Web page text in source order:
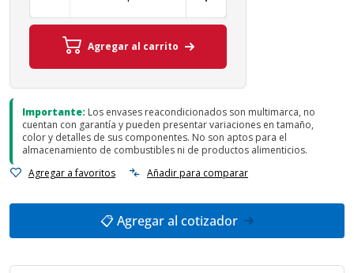
Agregar al carrito
Importante: Los envases reacondicionados son multimarca, no
cuentan con garantía y pueden presentar variaciones en tamaño,
color y detalles de sus componentes. No son aptos para el
almacenamiento de combustibles ni de productos alimenticios.
Agregar a favoritos
Añadir para comparar
📋 Agregar al cotizador